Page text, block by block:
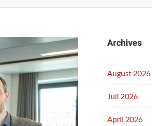
Archives
August 2026
Juli 2026
April 2026